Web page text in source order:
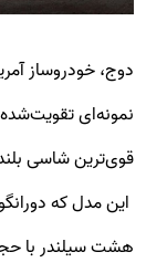
دوج، خودروساز
نمونه‌ای
قوی‌ترین شاسی‌